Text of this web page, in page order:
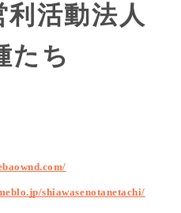
活動法人
たち
shiawasenotanetachi/